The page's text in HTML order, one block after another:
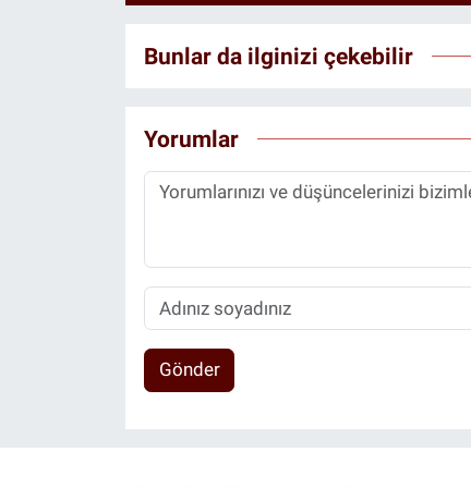
Bunlar da ilginizi çekebilir
Yorumlar
Gönder